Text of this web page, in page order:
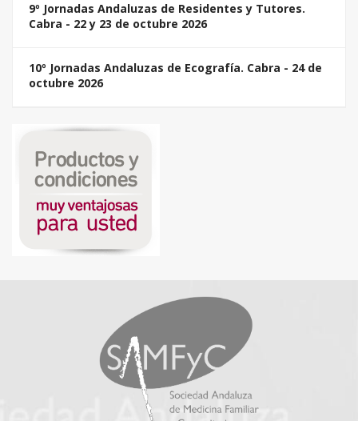
9º Jornadas Andaluzas de Residentes y Tutores.
Cabra - 22 y 23 de octubre 2026
10º Jornadas Andaluzas de Ecografía. Cabra - 24 de
octubre 2026